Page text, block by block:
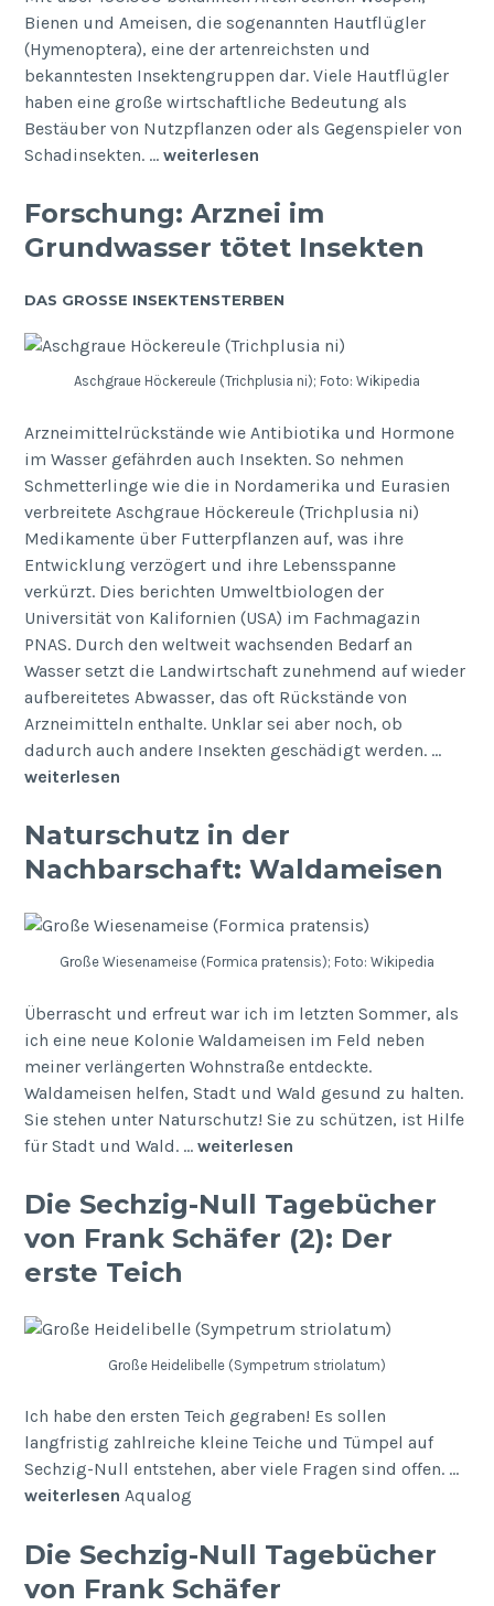
Bienen und Ameisen, die sogenannten Hautflügler
(Hymenoptera), eine der artenreichsten und
bekanntesten Insektengruppen dar. Viele Hautflügler
haben eine große wirtschaftliche Bedeutung als
Bestäuber von Nutzpflanzen oder als Gegenspieler von
Schadinsekten. …weiterlesen
Forschung: Arznei im
Grundwasser tötet Insekten
DAS GROSSE INSEKTENSTERBEN
Aschgraue Höckereule (Trichplusia ni); Foto: Wikipedia
Arzneimittelrückstände wie Antibiotika und Hormone
im Wasser gefährden auch Insekten. So nehmen
Schmetterlinge wie die in Nordamerika und Eurasien
verbreitete Aschgraue Höckereule (Trichplusia ni)
Medikamente über Futterpflanzen auf, was ihre
Entwicklung verzögert und ihre Lebensspanne
verkürzt. Dies berichten Umweltbiologen der
Universität von Kalifornien (USA) im Fachmagazin
PNAS. Durch den weltweit wachsenden Bedarf an
Wasser setzt die Landwirtschaft zunehmend auf wieder
aufbereitetes Abwasser, das oft Rückstände von
Arzneimitteln enthalte. Unklar sei aber noch, ob
dadurch auch andere Insekten geschädigt werden. …
weiterlesen
Naturschutz in der
Nachbarschaft: Waldameisen
Große Wiesenameise (Formica pratensis); Foto: Wikipedia
Überrascht und erfreut war ich im letzten Sommer, als
ich eine neue Kolonie Waldameisen im Feld neben
meiner verlängerten Wohnstraße entdeckte.
Waldameisen helfen, Stadt und Wald gesund zu halten.
Sie stehen unter Naturschutz! Sie zu schützen, ist Hilfe
für Stadt und Wald. …weiterlesen
Die Sechzig-Null Tagebücher
von Frank Schäfer (2): Der
erste Teich
Große Heidelibelle (Sympetrum striolatum)
Ich habe den ersten Teich gegraben! Es sollen
langfristig zahlreiche kleine Teiche und Tümpel auf
Sechzig-Null entstehen, aber viele Fragen sind offen. …
weiterlesen Aqualog
Die Sechzig-Null Tagebücher
von Frank Schäfer